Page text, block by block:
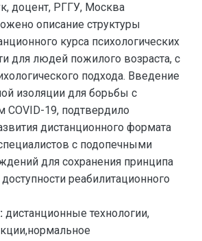
доцент, РГГУ, Москва
описание структуры
курса психологических
для людей пожилого возраста, с
подхода. Введение
изоляции для борьбы с
COVID-19, подтвердило
дистанционного формата
с подопечными
для сохранения принципа
реабилитационного
дистанционные технологии,